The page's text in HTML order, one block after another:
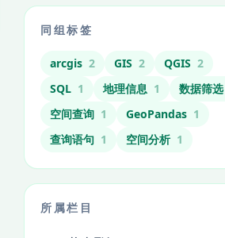
同组标签
arcgis 2 GIS 2 QGIS 2
SQL 1 地理信息 1 数据筛选
空间查询 1 GeoPandas 1
查询语句 1 空间分析 1
所属栏目